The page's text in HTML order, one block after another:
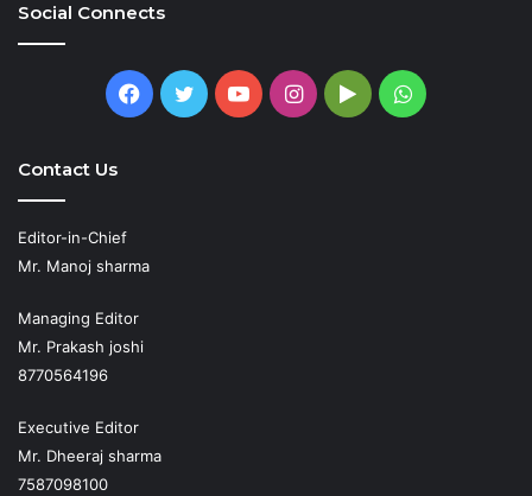
Social Connects
Facebook
TwitterYouTubeInstagram
GoogleWhatsApp
Contact Us
Editor-in-Chief
Mr. Manoj sharma
Managing Editor
Mr. Prakash joshi
8770564196
Executive Editor
Mr. Dheeraj sharma
7587098100